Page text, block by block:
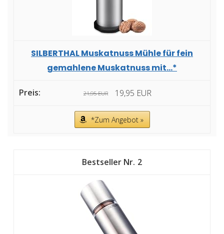
SILBERTHAL Muskatnuss Mühle für fein
gemahlene Muskatnuss mit...*
21,95 EUR 19,95 EUR
*Zum Angebot »
2